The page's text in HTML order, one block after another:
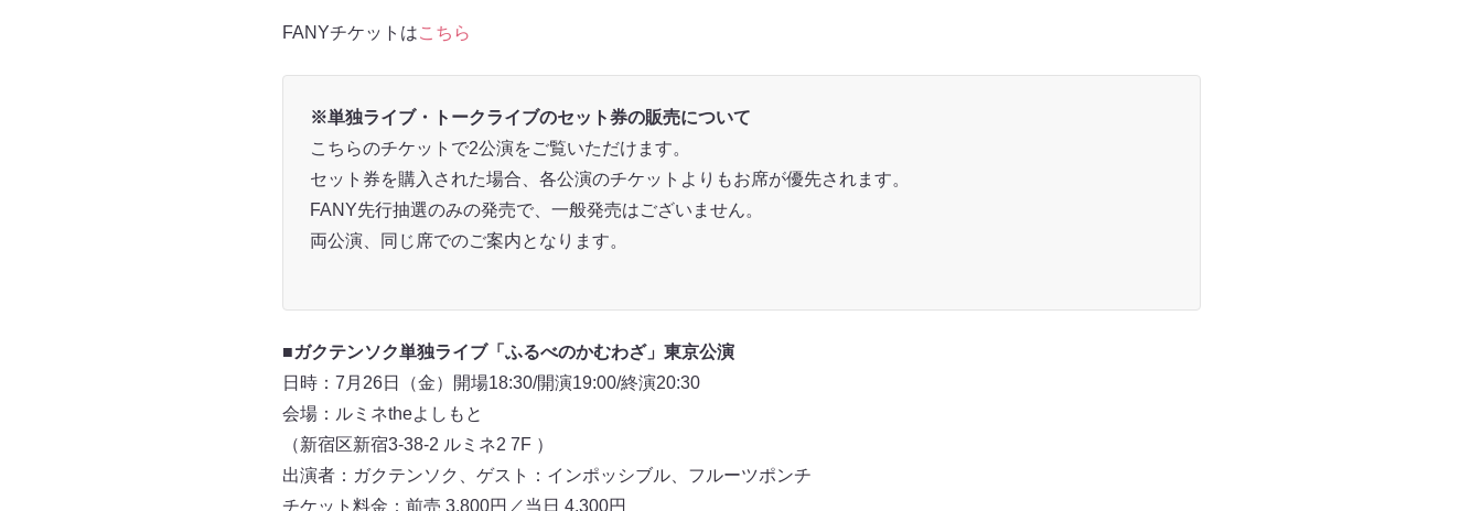
FANYチケットはこちら
※単独ライブ・トークライブのセット券の販売について
こちらのチケットで2公演をご覧いただけます。
セット券を購入された場合、各公演のチケットよりもお席が優先されます。
FANY先行抽選のみの発売で、一般発売はございません。
両公演、同じ席でのご案内となります。
■ガクテンソク単独ライブ「ふるべのかむわざ」東京公演
日時：7月26日（金）開場18:30/開演19:00/終演20:30
会場：ルミネtheよしもと
（新宿区新宿3-38-2 ルミネ2 7F ）
出演者：ガクテンソク、ゲスト：インポッシブル、フルーツポンチ
チケット料金：前売 3,800円／当日 4,300円